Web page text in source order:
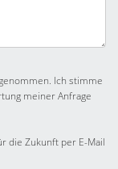
Ich stimme
meiner Anfrage
die Zukunft per E-Mail